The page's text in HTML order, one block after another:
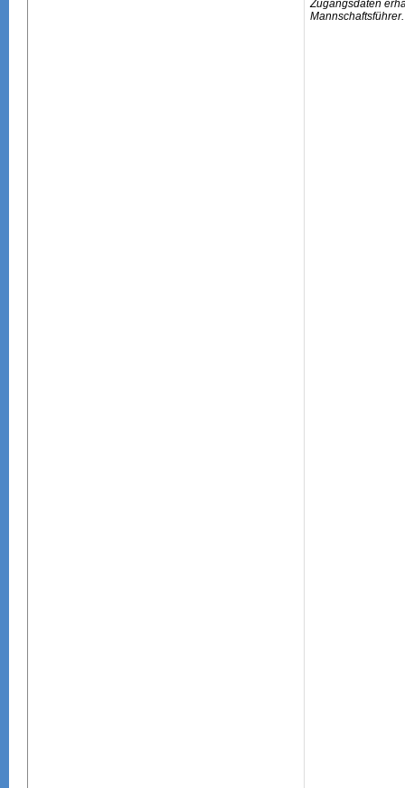
Zugangsdaten
Mannschaftsführer.